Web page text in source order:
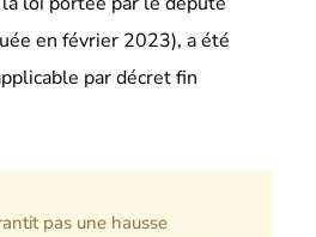
en février 2023), a été
par décret fin
pas une hausse